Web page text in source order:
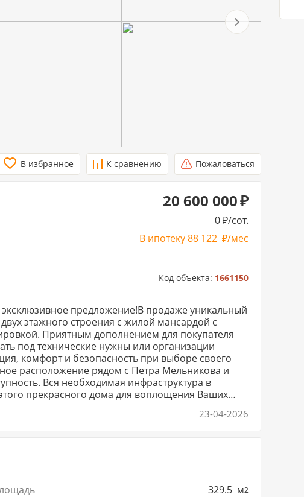
В избранное К сравнению Пожаловаться
20 600 000
0 /сот.
В ипотеку88 122 /мес
Код объекта: 1661150
предложение!В продаже уникальный
этажного строения с жилой мансардой с
Приятным дополнением для покупателя
под технические нужны или организации
комфорт и безопасность при выборе своего
расположение рядом с Петра Мельникова и
Вся необходимая инфраструктура в
прекрасного дома для воплощения Ваших
15кВт, канализация центральная.23-04-2026
329.5 м2